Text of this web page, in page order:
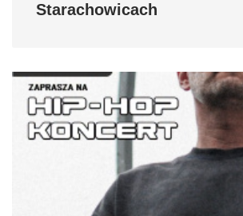
Starachowicach